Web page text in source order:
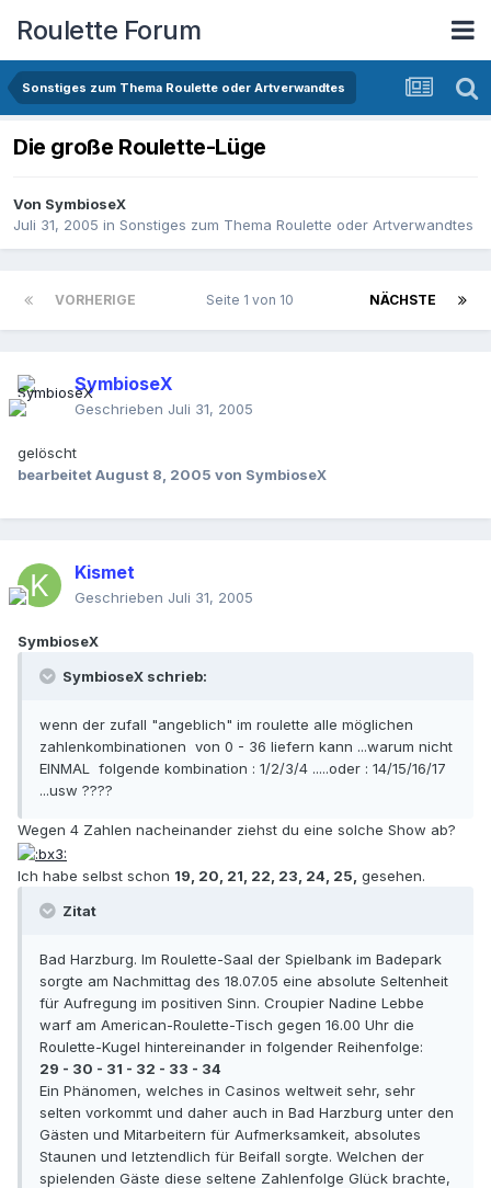
Roulette Forum
Sonstiges zum Thema Roulette oder Artverwandtes
Die große Roulette-Lüge
Von SymbioseX
Juli 31, 2005 in Sonstiges zum Thema Roulette oder Artverwandtes
VORHERIGE NÄCHSTE
Seite 1 von 10
SymbioseX
Geschrieben Juli 31, 2005
gelöscht
bearbeitetAugust 8, 2005 von SymbioseX
Kismet
Geschrieben Juli 31, 2005
SymbioseX
SymbioseX schrieb:
wenn der zufall "angeblich" im roulette alle möglichen
zahlenkombinationen von 0 - 36 liefern kann ...warum nicht
EINMAL folgende kombination : 1/2/3/4 .....oder : 14/15/16/17
...usw ????
Wegen 4 Zahlen nacheinander ziehst du eine solche Show ab?
Ich habe selbst schon 19, 20, 21, 22, 23, 24, 25, gesehen.
Zitat
Bad Harzburg. Im Roulette-Saal der Spielbank im Badepark
sorgte am Nachmittag des 18.07.05 eine absolute Seltenheit
für Aufregung im positiven Sinn. Croupier Nadine Lebbe
warf am American-Roulette-Tisch gegen 16.00 Uhr die
Roulette-Kugel hintereinander in folgender Reihenfolge:
29 - 30 - 31 - 32 - 33 - 34
Ein Phänomen, welches in Casinos weltweit sehr, sehr
selten vorkommt und daher auch in Bad Harzburg unter den
Gästen und Mitarbeitern für Aufmerksamkeit, absolutes
Staunen und letztendlich für Beifall sorgte. Welchen der
spielenden Gäste diese seltene Zahlenfolge Glück brachte,